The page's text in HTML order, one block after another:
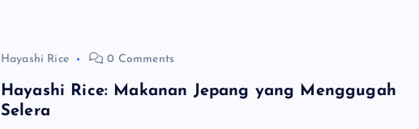
Hayashi Rice 0 Comments
Hayashi Rice: Makanan Jepang yang Menggugah
Selera